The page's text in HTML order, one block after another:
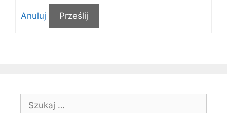
Anuluj Prześlij
Szukaj: